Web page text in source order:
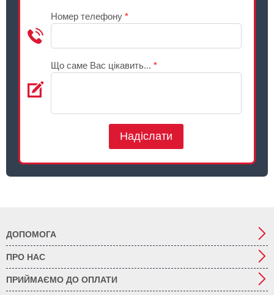
Номер телефону *
Що саме Вас цікавить... *
Надіслати
ДОПОМОГА
ПРО НАС
ПРИЙМАЄМО ДО ОПЛАТИ